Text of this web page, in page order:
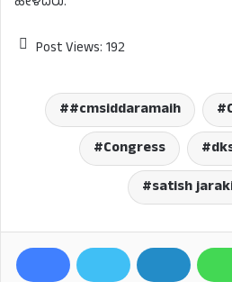
Post Views: 192
#cmsiddaramaih
Congress
satish